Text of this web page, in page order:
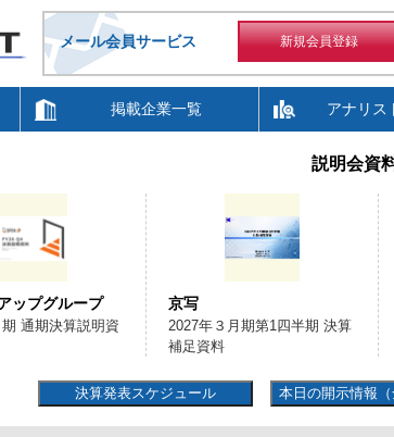
メール会員サービス 新規会員登録
掲載企業一覧 アナリス
説明会資
ップグループ
通期決算説明資
京写
2027年３月期第1四半期 決算
補足資料
決算発表スケジュール 本日の開示情報（